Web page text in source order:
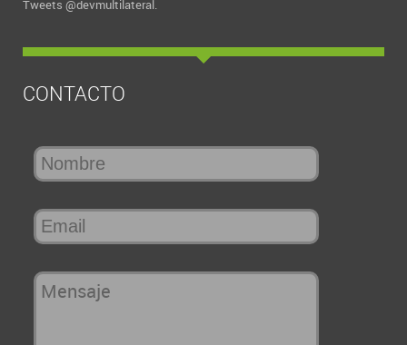
Tweets @devmultilateral.
CONTACTO